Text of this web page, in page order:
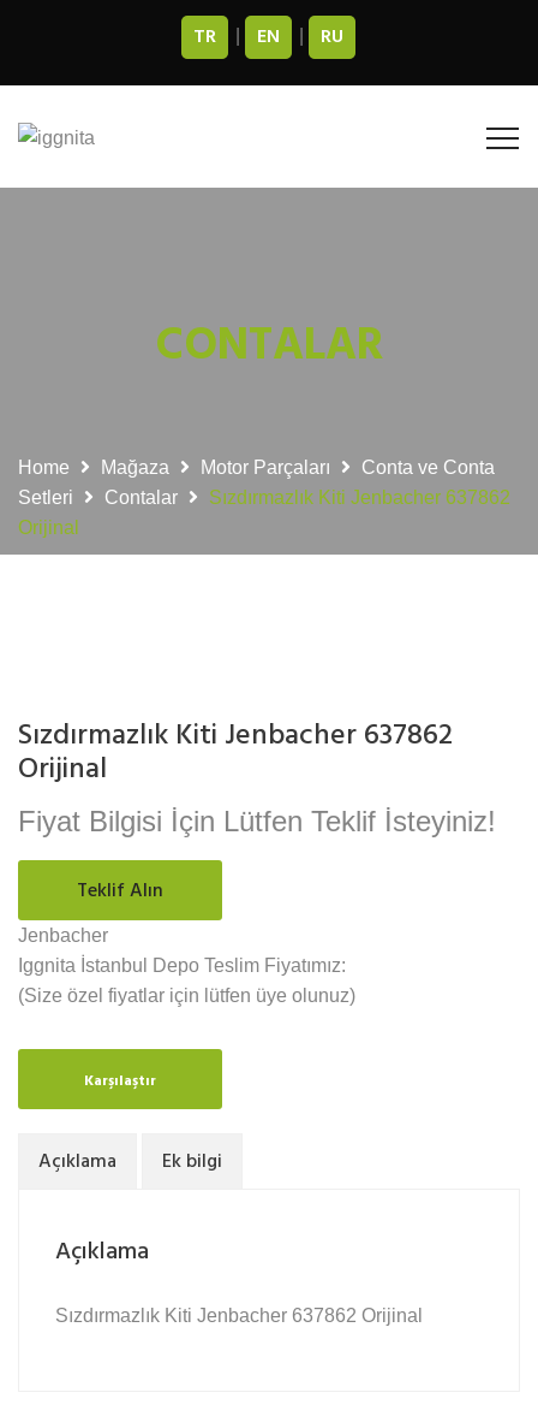
TR EN RU
CONTALAR
Home Mağaza Motor Parçaları
Conta ve Conta
Setleri
Contalar
Sızdırmazlık Kiti Jenbacher 637862
Orijinal
Sızdırmazlık Kiti Jenbacher 637862
Orijinal
Fiyat Bilgisi İçin Lütfen Teklif İsteyiniz!
Teklif Alın
Jenbacher
Iggnita İstanbul Depo Teslim Fiyatımız:
(Size özel fiyatlar için lütfen üye olunuz)
Karşılaştır
Açıklama Ek bilgi
Açıklama
Sızdırmazlık Kiti Jenbacher 637862 Orijinal